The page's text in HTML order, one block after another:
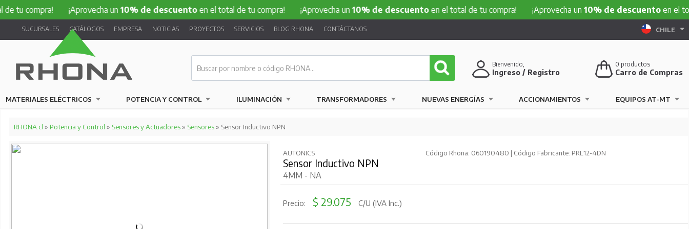
¡Aprovecha un10% de descuentoen el total de tu compra! ¡Aprovecha un10% de descuentoen el total de tu compra! ¡Aprovecha un10% de descuentoen el total de tu
SUCURSALES CATÁLOGOS EMPRESA NOTICIAS PROYECTOS SERVICIOS BLOG RHONA CONTÁCTANOS CHILE
0 productos
Carro de Compras
Bienvenido,
Ingreso / Registro
MATERIALES ELÉCTRICOS POTENCIA Y CONTROL ILUMINACIÓN TRANSFORMADORES NUEVAS ENERGÍAS ACCIONAMIENTOS EQUIPOS AT-MT
RHONA.cl » Potencia y Control » Sensores y Actuadores» Sensores» Sensor Inductivo NPN
AUTONICS Código Rhona: 060190480 | Código Fabricante: PRL12-4DN
Sensor Inductivo NPN
4MM - NA
Precio: $ 29.075 C/U (IVA Inc.)